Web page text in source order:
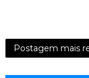
Postagem mais